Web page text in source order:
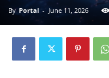
By Portal - June 11, 2026